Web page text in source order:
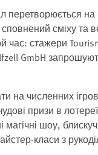
перетворюється
сміху та
час: стажери
GmbH
на численних
призи в
магічні шоу,
класи з